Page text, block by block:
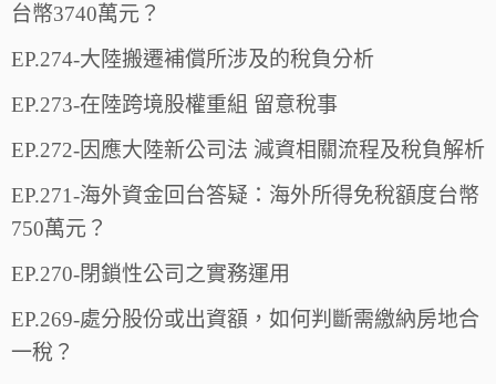
台幣3740萬元？
EP.274-大陸搬遷補償所涉及的稅負分析
EP.273-在陸跨境股權重組 留意稅事
EP.272-因應大陸新公司法 減資相關流程及稅負解析
EP.271-海外資金回台答疑：海外所得免稅額度台幣
750萬元？
EP.270-閉鎖性公司之實務運用
EP.269-處分股份或出資額，如何判斷需繳納房地合
一稅？